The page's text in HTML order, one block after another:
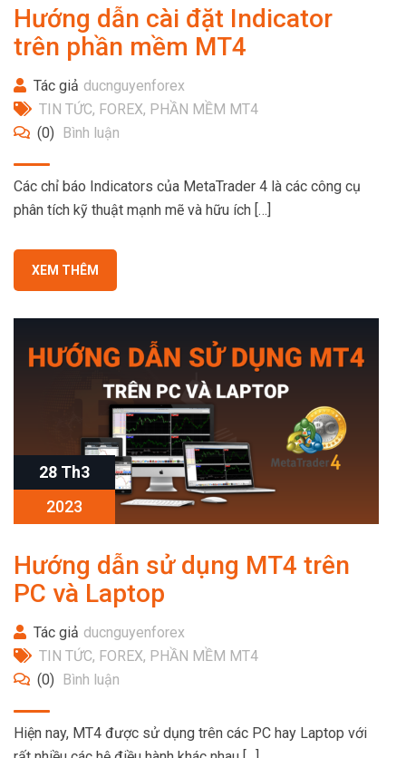
Hướng dẫn cài đặt Indicator
trên phần mềm MT4
Tác giả ducnguyenforex
TIN TỨC, FOREX, PHẦN MỀM MT4
(0) Bình luận
Các chỉ báo Indicators của MetaTrader 4 là các công cụ
phân tích kỹ thuật mạnh mẽ và hữu ích […]
XEM THÊM
28 Th3
2023
Hướng dẫn sử dụng MT4 trên
PC và Laptop
Tác giả ducnguyenforex
TIN TỨC, FOREX, PHẦN MỀM MT4
(0) Bình luận
Hiện nay, MT4 được sử dụng trên các PC hay Laptop với